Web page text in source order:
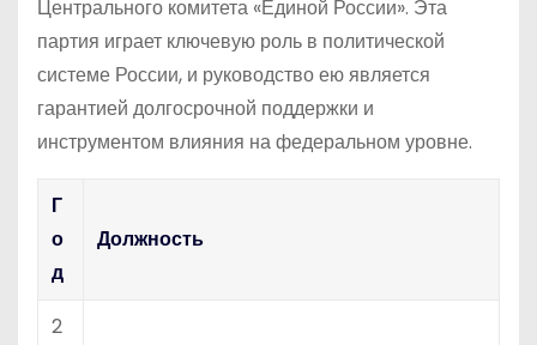
Центрального комитета «Единой России». Эта
партия играет ключевую роль в политической
системе России, и руководство ею является
гарантией долгосрочной поддержки и
инструментом влияния на федеральном уровне.
Г
о
д
Должность
2